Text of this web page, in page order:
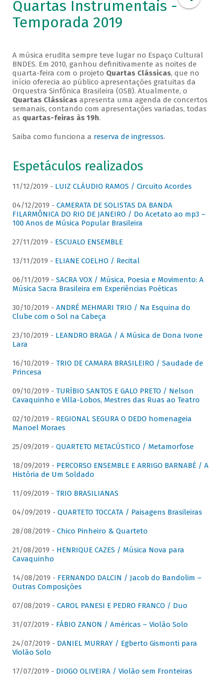
Quartas Instrumentais -
Temporada 2019
A música erudita sempre teve lugar no Espaço Cultural
BNDES. Em 2010, ganhou definitivamente as noites de
quarta-feira com o projeto Quartas Clássicas, que no
início oferecia ao público apresentações gratuitas da
Orquestra Sinfônica Brasileira (OSB). Atualmente, o
Quartas Clássicasapresenta uma agenda de concertos
semanais, contando com apresentações variadas, todas
as quartas-feiras às 19h.
Saiba como funciona a reserva de ingressos.
Espetáculos realizados
11/12/2019 - LUIZ CLÁUDIO RAMOS / Circuito Acordes
04/12/2019 - CAMERATA DE SOLISTAS DA BANDA
FILARMÔNICA DO RIO DE JANEIRO / Do Acetato ao mp3 –
100 Anos de Música Popular Brasileira
27/11/2019 - ESCUALO ENSEMBLE
13/11/2019 - ELIANE COELHO / Recital
06/11/2019 - SACRA VOX / Música, Poesia e Movimento: A
Música Sacra Brasileira em Experiências Poéticas
30/10/2019 - ANDRÉ MEHMARI TRIO / Na Esquina do
Clube com o Sol na Cabeça
23/10/2019 - LEANDRO BRAGA / A Música de Dona Ivone
Lara
16/10/2019 - TRIO DE CAMARA BRASILEIRO / Saudade de
Princesa
09/10/2019 - TURÍBIO SANTOS E GALO PRETO / Nelson
Cavaquinho e Villa-Lobos, Mestres das Ruas ao Teatro
02/10/2019 - REGIONAL SEGURA O DEDO homenageia
Manoel Moraes
25/09/2019 - QUARTETO METACÚSTICO / Metamorfose
18/09/2019 - PERCORSO ENSEMBLE E ARRIGO BARNABÈ / A
História de Um Soldado
11/09/2019 - TRIO BRASILIANAS
04/09/2019 - QUARTETO TOCCATA / Paisagens Brasileiras
28/08/2019 - Chico Pinheiro & Quarteto
21/08/2019 - HENRIQUE CAZES / Música Nova para
Cavaquinho
14/08/2019 - FERNANDO DALCIN / Jacob do Bandolim –
Outras Composições
07/08/2019 - CAROL PANESI E PEDRO FRANCO / Duo
31/07/2019 - FÁBIO ZANON / Américas – Violão Solo
24/07/2019 - DANIEL MURRAY / Egberto Gismonti para
Violão Solo
17/07/2019 - DIOGO OLIVEIRA / Violão sem Fronteiras